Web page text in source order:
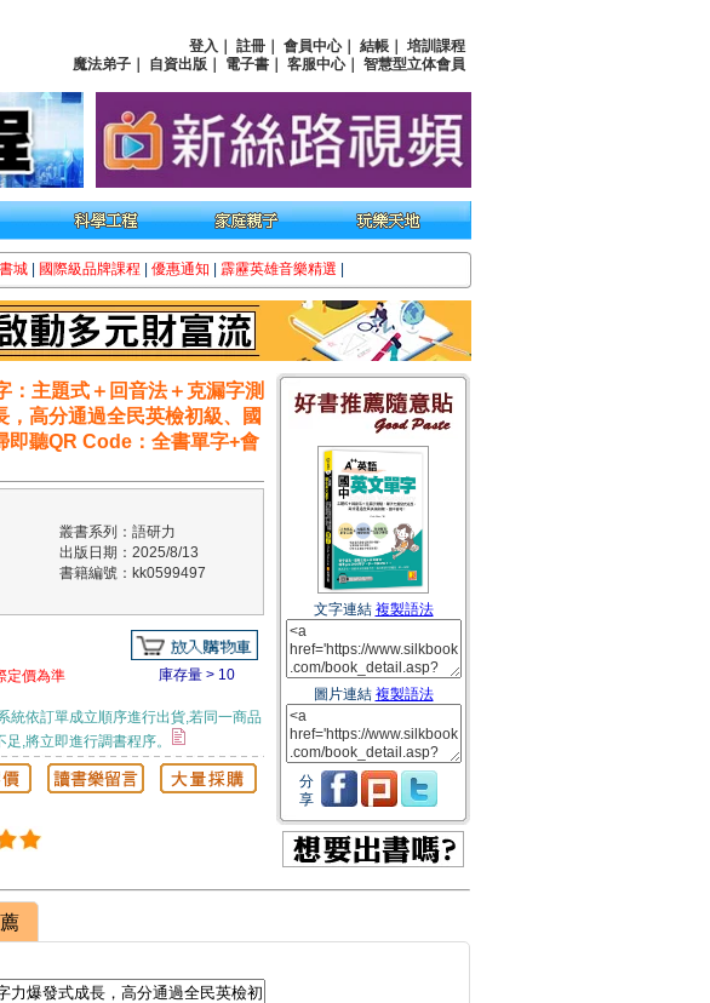
登入 註冊 會員中心｜ 結帳
培訓課程
魔法弟子
自資出版 電子書 客服中心｜ 智慧型立体會員
城 國際級品牌課程 優惠通知 霹靂英雄音樂精選
：主題式＋回音法＋克漏字測
，高分通過全民英檢初級、國
即聽QR Code：全書單字+會
叢書系列：語研力
出版日期：2025/8/13
書籍編號：kk0599497
定價為準
庫存量 > 10
統依訂單成立順序進行出貨,若同一商品
,將立即進行調書程序。
文字連結 複製語法
圖片連結 複製語法
分
享